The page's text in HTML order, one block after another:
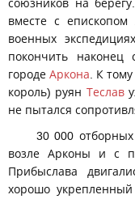
союзников на
вместе с
военных
покончить наконец
городе Аркона . К
король) руян Теслав
не пытался
30 000
возле Арконы и с
Прибыслава
хорошо